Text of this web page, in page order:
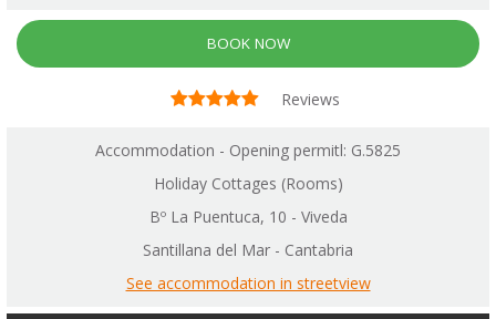
BOOK NOW
Reviews
Accommodation - Opening permitl: G.5825
Holiday Cottages (Rooms)
Bº La Puentuca, 10 - Viveda
Santillana del Mar - Cantabria
See accommodation in streetview